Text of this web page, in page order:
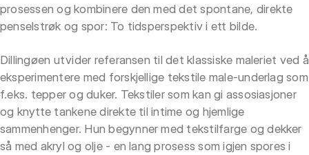
prosessen og kombinere den med det spontane, direkte
penselstrøk og spor: To tidsperspektiv i ett bilde.
Dillingøen utvider referansen til det klassiske maleriet ved å
eksperimentere med forskjellige tekstile male-underlag som
f.eks. tepper og duker. Tekstiler som kan gi assosiasjoner
og knytte tankene direkte til intime og hjemlige
sammenhenger. Hun begynner med tekstilfarge og dekker
så med akryl og olje - en lang prosess som igjen spores i